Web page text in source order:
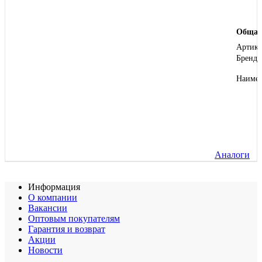
Бренд
Аналоги
Информация
О компании
Вакансии
Оптовым покупателям
Гарантия и возврат
Акции
Новости